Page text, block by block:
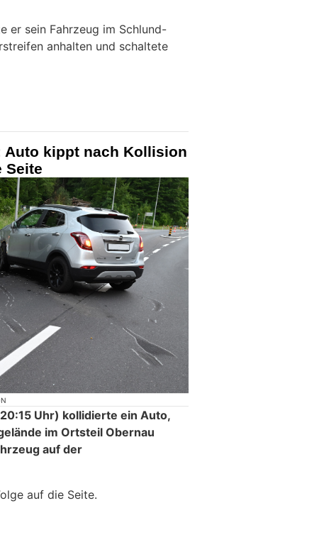
er sein Fahrzeug im Schlund-
anhalten und schaltete
Auto kippt nach Kollision
Seite
Uhr) kollidierte ein Auto,
im Ortsteil Obernau
auf der
auf die Seite.